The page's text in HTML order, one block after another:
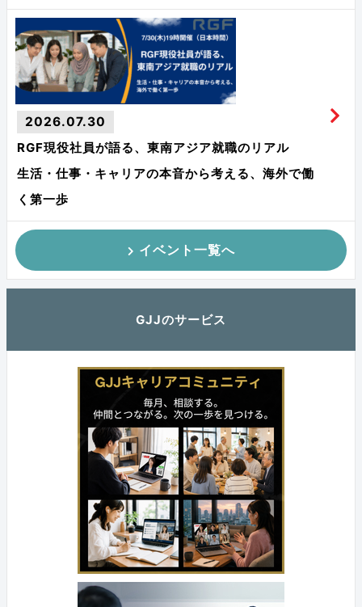
2026.07.30
RGF現役社員が語る、東南アジア就職のリアル
生活・仕事・キャリアの本音から考える、海外で働
く第一歩
イベント一覧へ
GJJのサービス